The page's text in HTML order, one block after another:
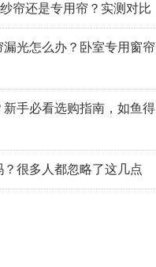
帘还是专用帘？实测对比
光怎么办？卧室专用窗帘
手必看选购指南，如鱼得
很多人都忽略了这几点